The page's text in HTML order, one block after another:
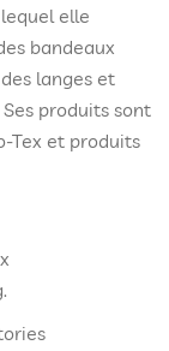
elle
bandeaux
langes et
produits sont
Tex et produits